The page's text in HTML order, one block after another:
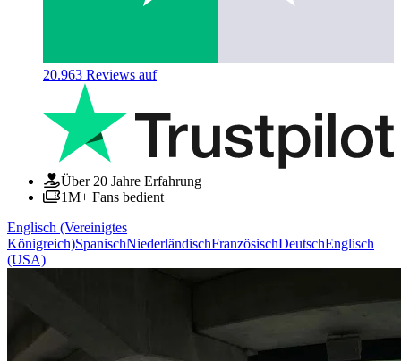
20.963 Reviews auf
Über 20 Jahre Erfahrung
1M+ Fans bedient
Englisch (Vereinigtes
Königreich)SpanischNiederländischFranzösischDeutschEnglisch
(USA)